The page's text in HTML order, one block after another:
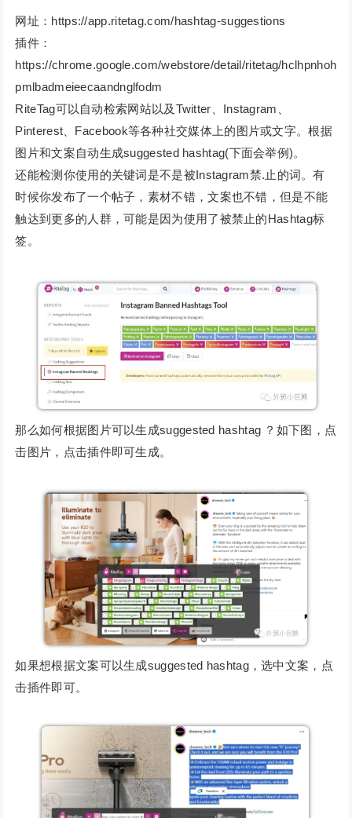
网址：https://app.ritetag.com/hashtag-suggestions
插件：
https://chrome.google.com/webstore/detail/ritetag/hclhpnhoh
pmlbadmeieecaandnglfodm
RiteTag可以自动检索网站以及Twitter、Instagram、
Pinterest、Facebook等各种社交媒体上的图片或文字。根据
图片和文案自动生成suggested hashtag(下面会举例)。
还能检测你使用的关键词是不是被Instagram禁.止的词。有
时候你发布了一个帖子，素材不错，文案也不错，但是不能
触达到更多的人群，可能是因为使用了被禁止的Hashtag标
签。
那么如何根据图片可以生成suggested hashtag ？如下图，点
击图片，点击插件即可生成。
如果想根据文案可以生成suggested hashtag，选中文案，点
击插件即可。